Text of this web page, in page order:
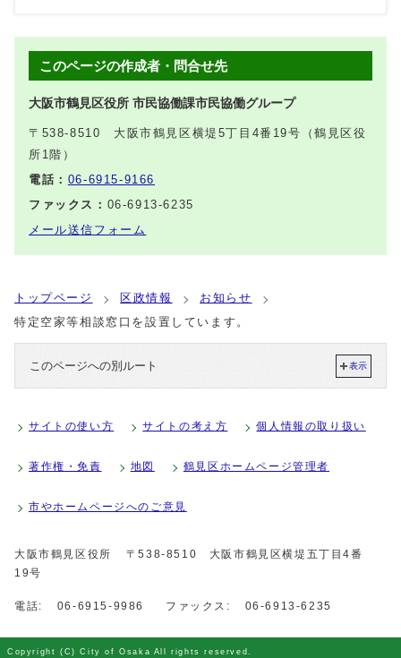
このページの作成者・問合せ先
大阪市鶴見区役所 市民協働課市民協働グループ
〒538-8510 大阪市鶴見区横堤5丁目4番19号（鶴見区役
所1階）
電話： 06-6915-9166
ファックス： 06-6913-6235
メール送信フォーム
トップページ 区政情報
お知らせ
特定空家等相談窓口を設置しています。
このページへの別ルート 表示
サイトの使い方 サイトの考え方 個人情報の取り扱い
著作権・免責 地図 鶴見区ホームページ管理者
市やホームページへのご意見
大阪市鶴見区役所
〒538-8510 大阪市鶴見区横堤五丁目4番
19号
電話: 06-6915-9986 ファックス: 06-6913-6235
Copyright (C) City of Osaka All rights reserved.